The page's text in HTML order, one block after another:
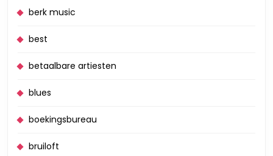
berk music
best
betaalbare artiesten
blues
boekingsbureau
bruiloft